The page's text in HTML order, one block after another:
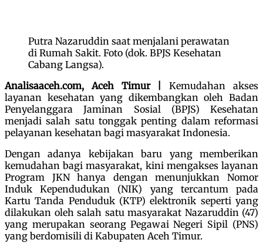
Putra Nazaruddin saat menjalani perawatan
di Rumah Sakit. Foto (dok. BPJS Kesehatan
Cabang Langsa).
Analisaaceh.com, Aceh Timur |
Kemudahan akses
layanan kesehatan yang dikembangkan oleh Badan
Penyelanggara Jaminan Sosial (BPJS) Kesehatan
menjadi salah satu tonggak penting dalam reformasi
pelayanan kesehatan bagi masyarakat Indonesia.
Dengan adanya kebijakan baru yang memberikan
kemudahan bagi masyarakat, kini mengakses layanan
Program JKN hanya dengan menunjukkan Nomor
Induk Kependudukan (NIK) yang tercantum pada
Kartu Tanda Penduduk (KTP) elektronik seperti yang
dilakukan oleh salah satu masyarakat Nazaruddin (47)
yang merupakan seorang Pegawai Negeri Sipil (PNS)
yang berdomisili di Kabupaten Aceh Timur.